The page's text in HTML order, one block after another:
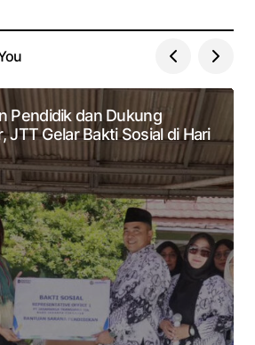
Pendidik dan Dukung
JTT Gelar Bakti Sosial di Hari